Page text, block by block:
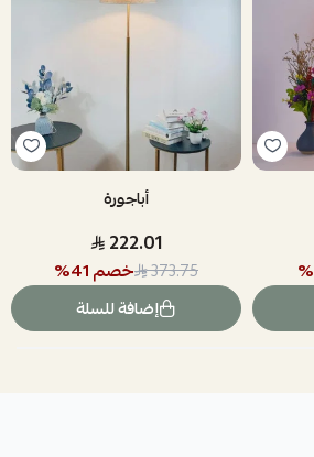
%
أباجورة
222.01
373.75 خصم41
%
إضافة للسلة